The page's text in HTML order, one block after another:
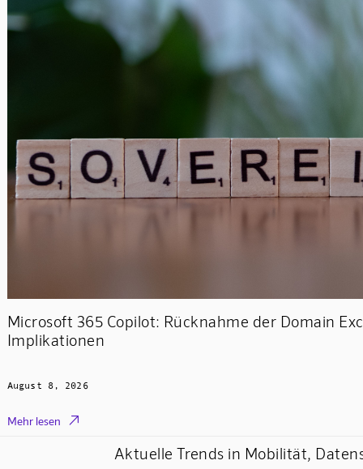
Microsoft 365 Copilot: Rücknahme der Domain
Implikationen
August 8, 2026
Mehr lesen 
Aktuelle Trends in Mobilität,